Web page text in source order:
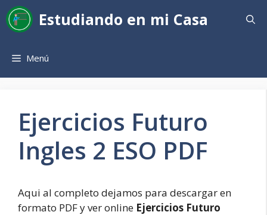
Saltar
al
contenido
Estudiando en mi Casa
Menú
Ejercicios Futuro
Ingles 2 ESO PDF
Aqui al completo dejamos para descargar en
formato PDF y ver online Ejercicios Futuro